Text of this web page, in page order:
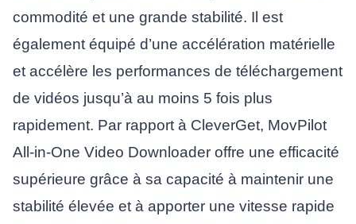
commodité et une grande stabilité. Il est
également équipé d’une accélération matérielle
et accélère les performances de téléchargement
de vidéos jusqu’à au moins 5 fois plus
rapidement. Par rapport à CleverGet, MovPilot
All-in-One Video Downloader offre une efficacité
supérieure grâce à sa capacité à maintenir une
stabilité élevée et à apporter une vitesse rapide